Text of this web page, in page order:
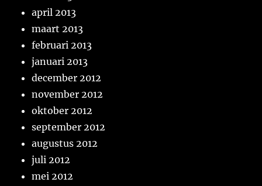
april 2013
maart 2013
februari 2013
januari 2013
december 2012
november 2012
oktober 2012
september 2012
augustus 2012
juli 2012
mei 2012